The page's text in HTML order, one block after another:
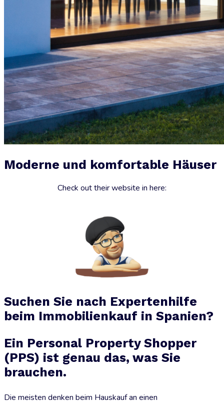
Moderne und komfortable Häuser
Check out their website in here:
Suchen Sie nach Expertenhilfe
beim Immobilienkauf in Spanien?
Ein Personal Property Shopper
(PPS) ist genau das, was Sie
brauchen.
Die meisten denken beim Hauskauf an einen